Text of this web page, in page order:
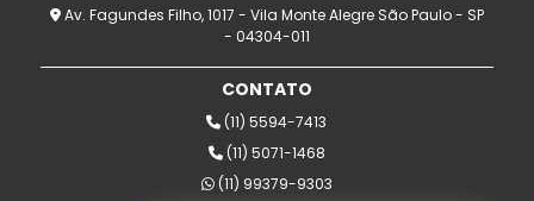
Av. Fagundes Filho, 1017 - Vila Monte Alegre São Paulo - SP
- 04304-011
CONTATO
(11) 5594-7413
(11) 5071-1468
(11) 99379-9303